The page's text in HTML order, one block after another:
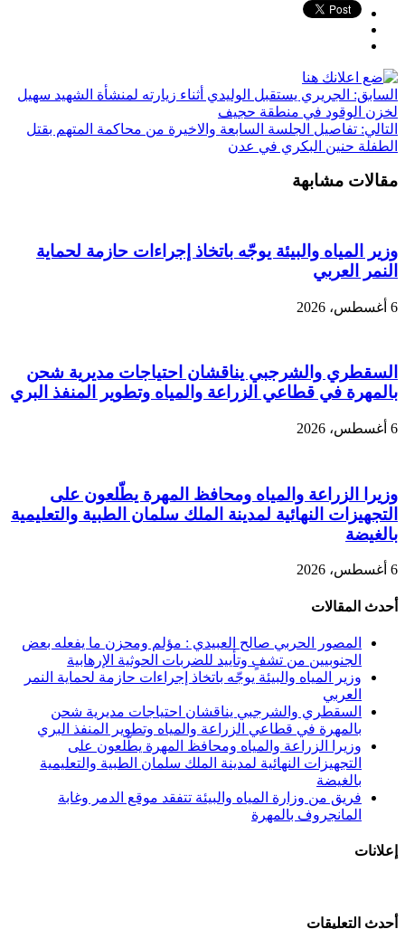
السابق: الجريري يستقبل الوليدي أثناء زيارته لمنشأة الشهيد سهيل
لخزن الوقود في منطقة حجيف
التالي: تفاصيل الجلسة السابعة والاخيرة من محاكمة المتهم بقتل
الطفلة حنين البكري في عدن
مقالات مشابهة
وزير المياه والبيئة يوجّه باتخاذ إجراءات حازمة لحماية
النمر العربي
6 أغسطس، 2026
السقطري والشرجبي يناقشان احتياجات مديرية شحن
بالمهرة في قطاعي الزراعة والمياه وتطوير المنفذ البري
6 أغسطس، 2026
وزيرا الزراعة والمياه ومحافظ المهرة يطّلعون على
التجهيزات النهائية لمدينة الملك سلمان الطبية والتعليمية
بالغيضة
6 أغسطس، 2026
أحدث المقالات
المصور الحربي صالح العبيدي : مؤلم ومحزن ما يفعله بعض
الجنوبيين من تشفٍ وتأييد للضربات الحوثية الإرهابية
وزير المياه والبيئة يوجّه باتخاذ إجراءات حازمة لحماية النمر
العربي
السقطري والشرجبي يناقشان احتياجات مديرية شحن
بالمهرة في قطاعي الزراعة والمياه وتطوير المنفذ البري
وزيرا الزراعة والمياه ومحافظ المهرة يطّلعون على
التجهيزات النهائية لمدينة الملك سلمان الطبية والتعليمية
بالغيضة
فريق من وزارة المياه والبيئة تتفقد موقع الدمر وغابة
المانجروف بالمهرة
إعلانات
أحدث التعليقات